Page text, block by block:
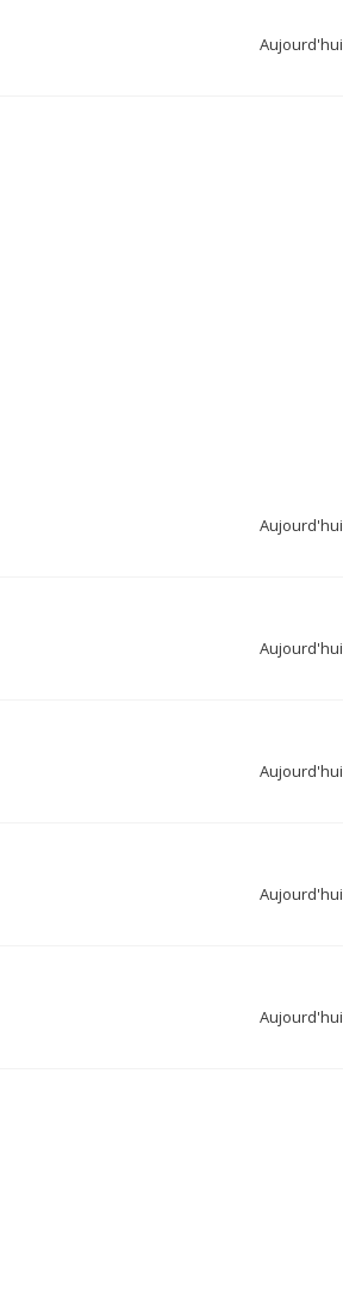
Aujourd'hui
Aujourd'hui
Aujourd'hui
Aujourd'hui
Aujourd'hui
Aujourd'hui